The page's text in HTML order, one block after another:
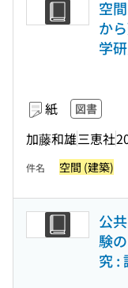
空
か
学
紙 図書
加藤和雄三恵社
件名 空間 (建築)
公
験
究 :